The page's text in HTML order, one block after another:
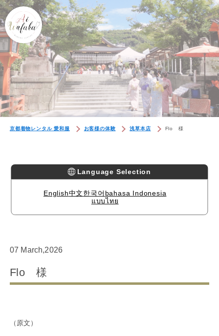
京都着物レンタル 愛和服 お客様の体験 浅草本店 Flo 様
Language Selection
English中文한국어 bahasa Indonesia
แบบไทย
07 March,2026
Flo 様
（原文）